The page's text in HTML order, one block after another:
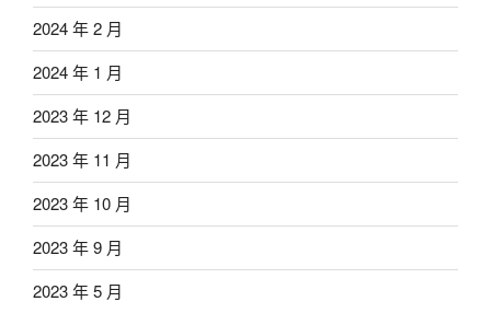
2024 年 2 月
2024 年 1 月
2023 年 12 月
2023 年 11 月
2023 年 10 月
2023 年 9 月
2023 年 5 月